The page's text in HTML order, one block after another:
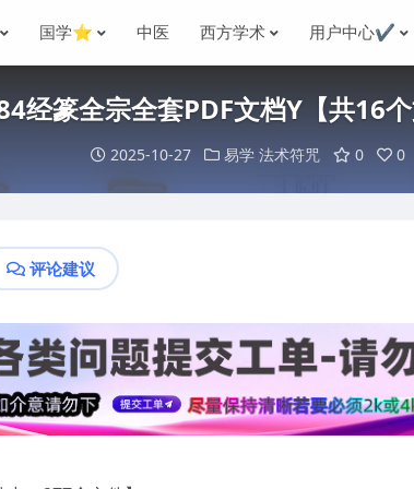
国学⭐ 中医 西方学术 用户中心✔️
经篆全宗全套PDF文档Y【共16
2025-10-27 易学 法术符咒 0 0
评论建议